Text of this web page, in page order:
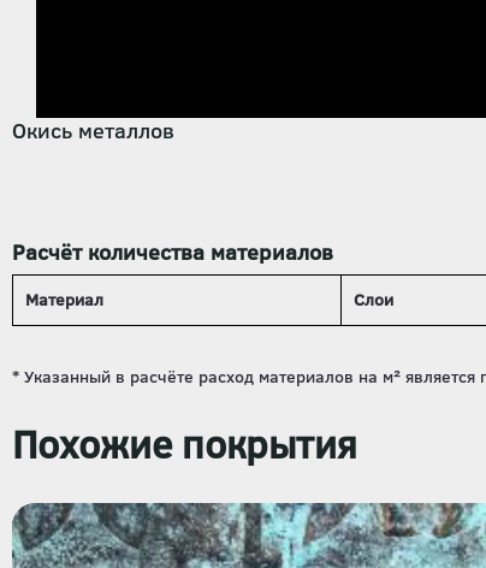
Окись металлов
Расчёт количества материалов
Материал Слои
Похожие покрытия